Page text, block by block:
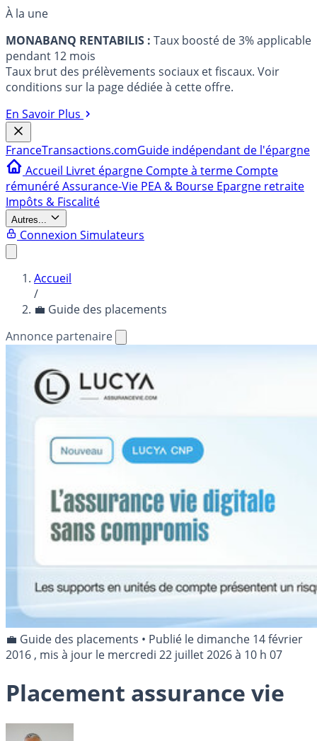
À la une
MONABANQ RENTABILIS : Taux boosté de 3% applicable
pendant 12 mois
Taux brut des prélèvements sociaux et fiscaux. Voir
conditions sur la page dédiée à cette offre.
En Savoir Plus
FranceTransactions.comGuide indépendant de l'épargne
Accueil Livret épargne Compte à terme Compte
rémunéréAssurance-Vie PEA & Bourse Epargne retraite
Impôts & Fiscalité
Autres...
Connexion Simulateurs
Accueil
/
💼 Guide des placements
Annonce partenaire
💼 Guide des placements • Publié le dimanche 14 février
2016 , mis à jour le mercredi 22 juillet 2026 à 10 h 07
Placement assurance vie